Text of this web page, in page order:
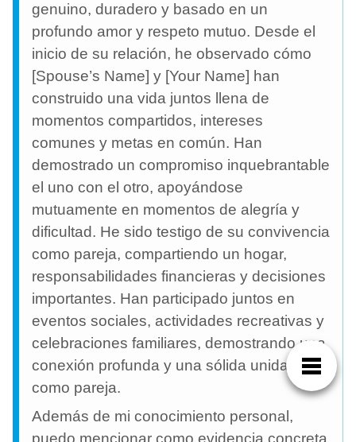
genuino, duradero y basado en un
profundo amor y respeto mutuo. Desde el
inicio de su relación, he observado cómo
[Spouse’s Name] y [Your Name] han
construido una vida juntos llena de
momentos compartidos, intereses
comunes y metas en común. Han
demostrado un compromiso inquebrantable
el uno con el otro, apoyándose
mutuamente en momentos de alegría y
dificultad. He sido testigo de su convivencia
como pareja, compartiendo un hogar,
responsabilidades financieras y decisiones
importantes. Han participado juntos en
eventos sociales, actividades recreativas y
celebraciones familiares, demostrando una
conexión profunda y una sólida unidad
como pareja.
Además de mi conocimiento personal,
puedo mencionar como evidencia concreta